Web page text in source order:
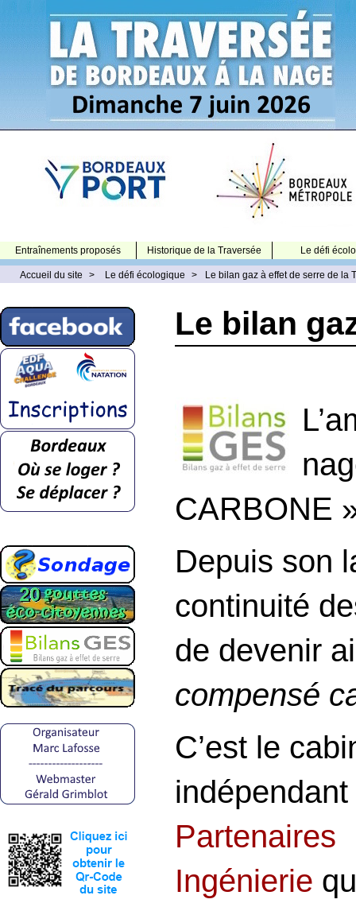
Entraînements proposés Historique de la Traversée Le défi
Accueil du site > Le défi écologique > Le bilan gaz à effet de serre de la
Le bilan
CARBONE
Depuis son
continuité
de devenir
compensé
C’est le
indépendant
Partenaires
Ingénierie